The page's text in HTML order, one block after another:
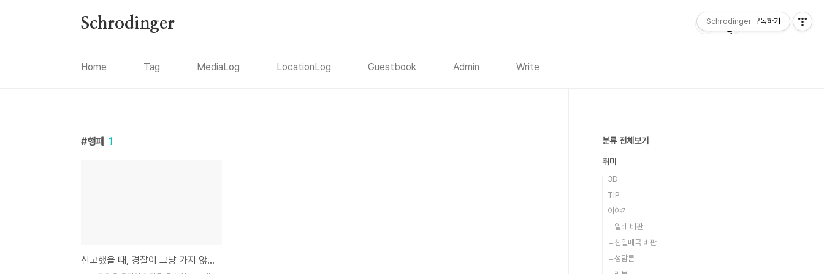
Schrodinger
Home Tag MediaLog LocationLog Guestbook Admin Write
행패 1
신고했을 때, 경찰이 그냥 가지 않게 하는 법.
분류 전체보기
취미
3D
TIP
이야기
ㄴ일베 비판
ㄴ친일매국 비판
ㄴ성담론
Schrodinger 구독하기